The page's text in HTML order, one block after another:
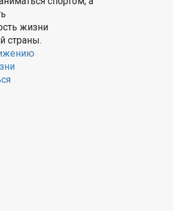
жизни
страны.